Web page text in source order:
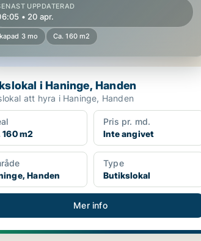
UPPDATERAD
• 20 apr.
3 mo Ca. 160 m2
i Haninge, Handen
att hyra i Haninge, Handen
160 m2
Pris pr. md.
Inte angivet
Handen
Type
Butikslokal
Mer info